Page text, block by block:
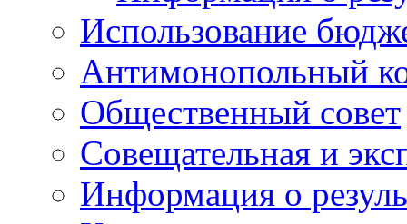
Использование
Антимонопольный
Общественный совет
Совещательная и
Информация о